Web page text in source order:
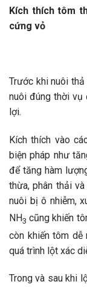
Kích thích tôm
cứng vỏ
Trước khi nuôi
nuôi đúng thời vụ
lợi.
Kích thích vào
biện pháp như
để tăng hàm
thừa, phân thải
nuôi bị ô nhiễm,
NH3 cũng khiến
còn khiến tôm dễ
quá trình lột xác
Trong và sau khi